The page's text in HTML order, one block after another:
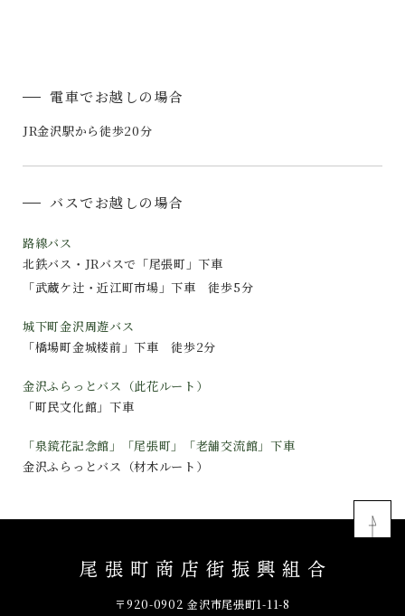
電車でお越しの場合
JR金沢駅から徒歩20分
バスでお越しの場合
路線バス
北鉄バス・JRバスで「尾張町」下車
「武蔵ケ辻・近江町市場」下車 徒歩5分
城下町金沢周遊バス
「橋場町金城楼前」下車 徒歩2分
金沢ふらっとバス（此花ルート）
「町民文化館」下車
「泉鏡花記念館」「尾張町」「老舗交流館」下車
金沢ふらっとバス（材木ルート）
尾張町商店街振興組合
〒920-0902 金沢市尾張町1-11-8